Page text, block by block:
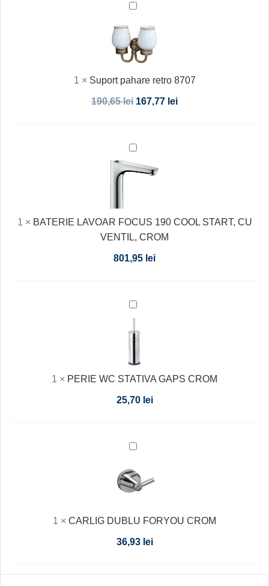
Suport
retro
8707
1 × Suport pahare retro 8707
190,65lei 167,77 lei
BATERIE
LAVOAR
FOCUS
START,
CU
VENTIL,
1 × BATERIE LAVOAR FOCUS 190 COOL START, CU
VENTIL, CROM
801,95 lei
PERIE
WC
STATIVA
CROM
1 × PERIE WC STATIVA GAPS CROM
25,70 lei
CARLIG
FORYOU
CROM
1 × CARLIG DUBLU FORYOU CROM
36,93 lei